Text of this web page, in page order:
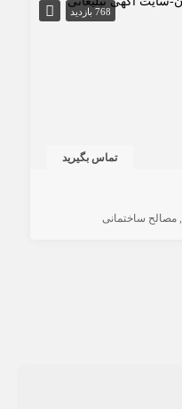
768 بازدید
تماس بگیرید
مصالح ساختمانی